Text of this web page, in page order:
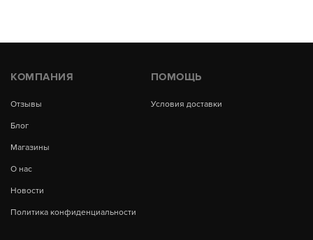
КОМПАНИЯ
Отзывы
Блог
Магазины
О нас
Новости
Политика конфиденциальности
ПОМОЩЬ
Условия доставки